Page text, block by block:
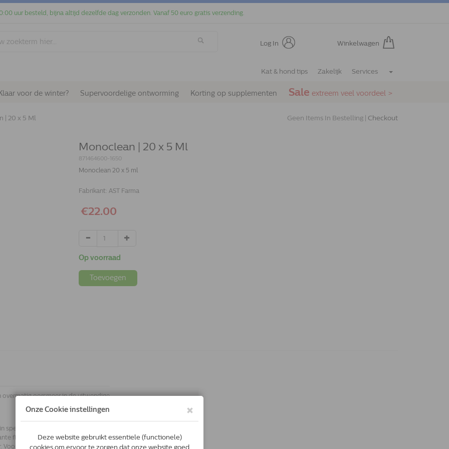
uur besteld, bijna altijd dezelfde dag verzonden. Vanaf 50 euro gratis verzending.
Log In Winkelwagen
Kat & hond tips Zakelijk Services
voor de winter? Supervoordelige ontworming Korting op supplementen Sale extreem veel voordeel >
| 20 x 5 Ml Geen Items In Bestelling | Checkout
Monoclean | 20 x 5 Ml
871464600-1650
Monoclean 20 x 5 ml
Fabrikant:AST Farma
€22.00
Op voorraad
Toevoegen
overmatig oorsmeer in de uitwendige
flacons van 5 ml. Effectief
flacons wordt het reinigen van
elke behandeling neemt u één